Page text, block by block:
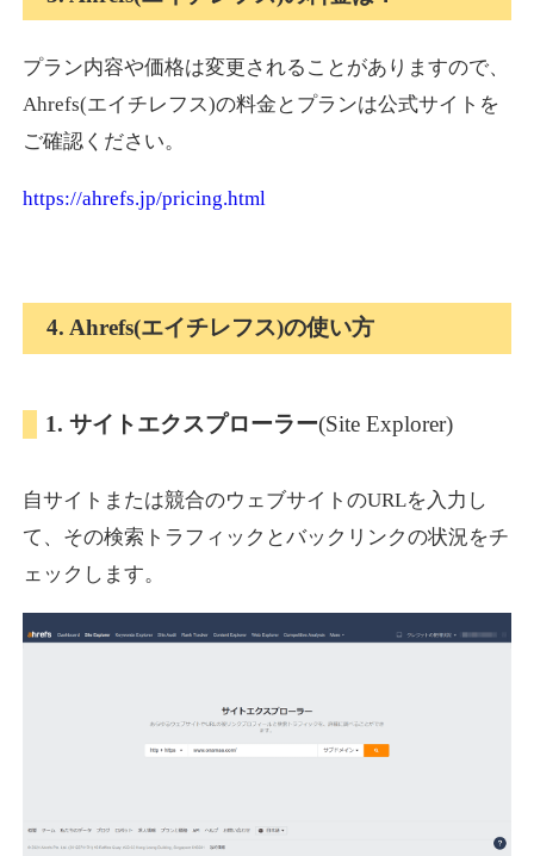
プラン内容や価格は変更されることがありますので、
Ahrefs(エイチレフス)の料金とプランは公式サイトを
ご確認ください。
https://ahrefs.jp/pricing.html
4. Ahrefs(エイチレフス)の使い方
1. サイトエクスプローラー(Site Explorer)
自サイトまたは競合のウェブサイトのURLを入力し
て、その検索トラフィックとバックリンクの状況をチ
ェックします。